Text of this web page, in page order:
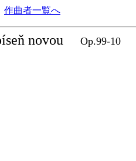
作曲者一覧へ
novou
Op.99-10